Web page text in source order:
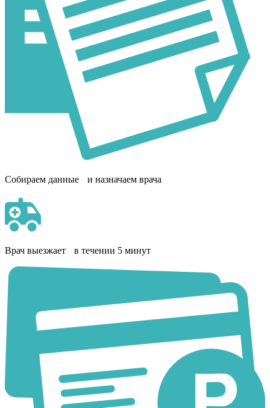
Собираем данные и назначаем врача
Врач выезжает в течении 5 минут